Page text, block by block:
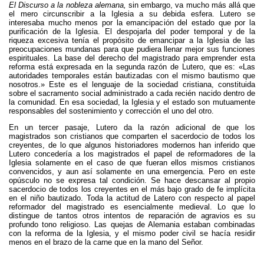
El Discurso a la nobleza alemana, sin embargo, va mucho más allá que
el mero circunscribir a la Iglesia a su debida esfera. Lutero se
interesaba mucho menos por la emancipación del estado que por la
purificación de la Iglesia. El despojarla del poder temporal y de la
riqueza excesiva tenía el propósito de emancipar a la Iglesia de las
preocupaciones mundanas para que pudiera llenar mejor sus funciones
espirituales. La base del derecho del magistrado para emprender esta
reforma está expresada en la segunda razón de Lutero, que es: «Las
autoridades temporales están bautizadas con el mismo bautismo que
nosotros.» Este es el lenguaje de la sociedad cristiana, constituida
sobre el sacramento social administrado a cada recién nacido dentro de
la comunidad. En esa sociedad, la Iglesia y el estado son mutuamente
responsables del sostenimiento y corrección el uno del otro.
En un tercer pasaje, Lutero da la razón adicional de que los
magistrados son cristianos que comparten el sacerdocio de todos los
creyentes, de lo que algunos historiadores modernos han inferido que
Lutero concedería a los magistrados el papel de reformadores de la
Iglesia solamente en el caso de que fueran ellos mismos cristianos
convencidos, y aun así solamente en una emergencia. Pero en este
opúsculo no se expresa tal condición. Se hace descansar al propio
sacerdocio de todos los creyentes en el más bajo grado de fe implícita
en el niño bautizado. Toda la actitud de Latero con respecto al papel
reformador del magistrado es esencialmente medieval. Lo que lo
distingue de tantos otros intentos de reparación de agravios es su
profundo tono religioso. Las quejas de Alemania estaban combinadas
con la reforma de la Iglesia, y el mismo poder civil se hacía residir
menos en el brazo de la carne que en la mano del Señor.